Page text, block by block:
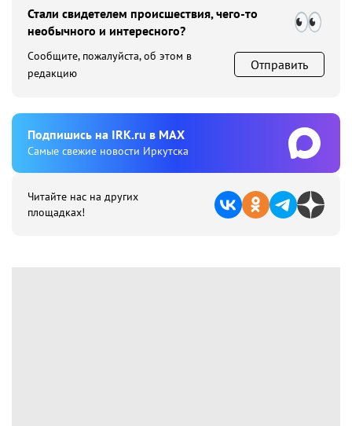
Стали свидетелем происшествия, чего-то
необычного и интересного?
Сообщите, пожалуйста, об этом в
редакцию
Отправить
Подпишиcь на IRK.ru в MAX
Cамые свежие новости Иркутска
Читайте нас на других
площадках!